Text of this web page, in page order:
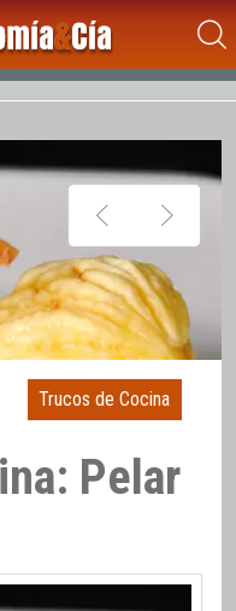
Trucos de Cocina
Pelar